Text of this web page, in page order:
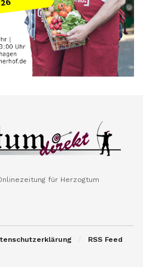
für Herzogtum
RSS Feed